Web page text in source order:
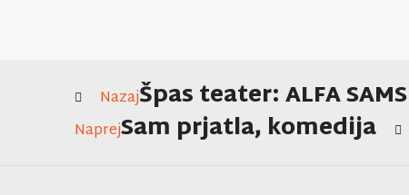
NazajŠpas teater: ALFA
NaprejSam prjatla, komedija